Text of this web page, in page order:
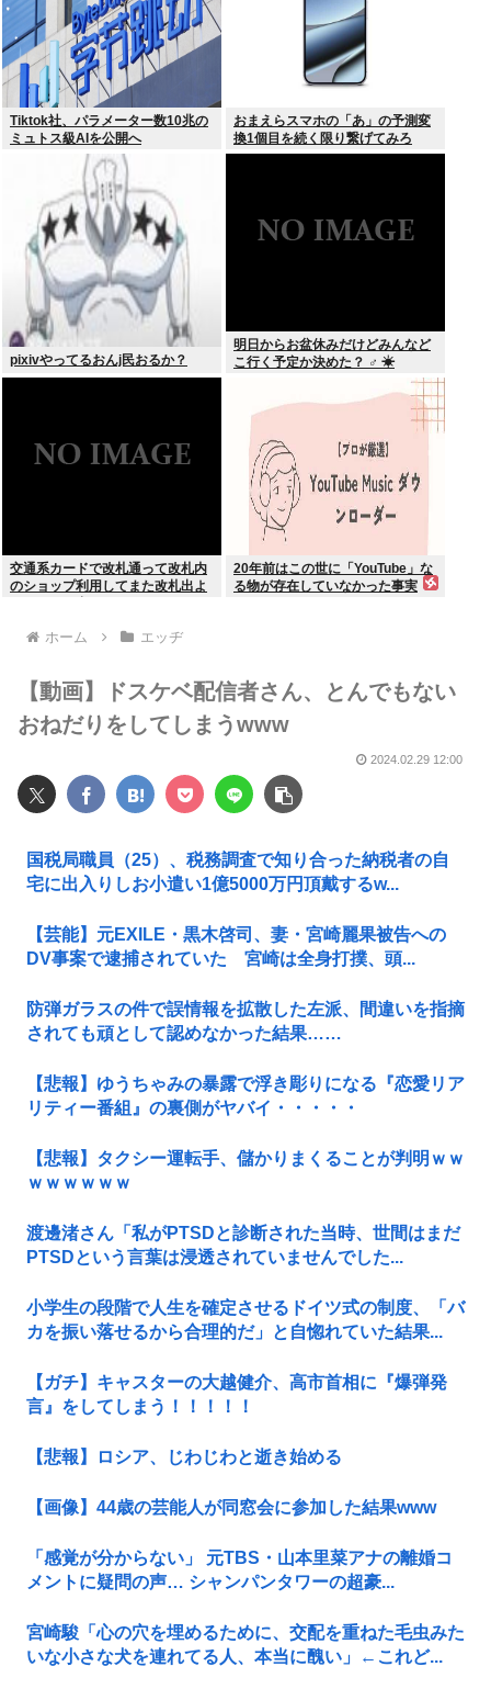
Tiktok社、パラメーター数10兆の
ミュトス級AIを公開へ
おまえらスマホの「あ」の予測変
換1個目を続く限り繋げてみろ
www
pixivやってるおんj民おるか？
明日からお盆休みだけどみんなど
こ行く予定か決めた？ ‍♂ ☀
交通系カードで改札通って改札内
のショップ利用してまた改札出よ
20年前はこの世に「YouTube」な
る物が存在していなかった事実
ホーム エッヂ
【動画】ドスケベ配信者さん、とんでもない
おねだりをしてしまうwww
2024.02.29 12:00
国税局職員（25）、税務調査で知り合った納税者の自
宅に出入りしお小遣い1億5000万円頂戴するw...
【芸能】元EXILE・黒木啓司、妻・宮崎麗果被告への
DV事案で逮捕されていた 宮崎は全身打撲、頭...
防弾ガラスの件で誤情報を拡散した左派、間違いを指摘
されても頑として認めなかった結果……
【悲報】ゆうちゃみの暴露で浮き彫りになる『恋愛リア
リティー番組』の裏側がヤバイ・・・・・
【悲報】タクシー運転手、儲かりまくることが判明ｗｗ
ｗｗｗｗｗｗ
渡邊渚さん「私がPTSDと診断された当時、世間はまだ
PTSDという言葉は浸透されていませんでした...
小学生の段階で人生を確定させるドイツ式の制度、「バ
カを振い落せるから合理的だ」と自惚れていた結果...
【ガチ】キャスターの大越健介、高市首相に『爆弾発
言』をしてしまう！！！！！
【悲報】ロシア、じわじわと逝き始める
【画像】44歳の芸能人が同窓会に参加した結果www
「感覚が分からない」 元TBS・山本里菜アナの離婚コ
メントに疑問の声… シャンパンタワーの超豪...
宮崎駿「心の穴を埋めるために、交配を重ねた毛虫みた
いな小さな犬を連れてる人、本当に醜い」←これど...